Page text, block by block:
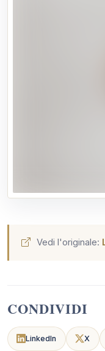
📧
Vedi l'originale:
CONDIVIDI
LinkedIn X